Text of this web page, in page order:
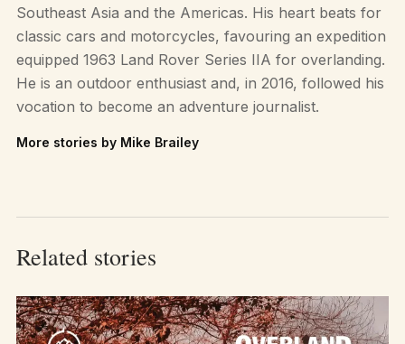
Southeast Asia and the Americas. His heart beats for
classic cars and motorcycles, favouring an expedition
equipped 1963 Land Rover Series IIA for overlanding.
He is an outdoor enthusiast and, in 2016, followed his
vocation to become an adventure journalist.
More stories by Mike Brailey
Related stories